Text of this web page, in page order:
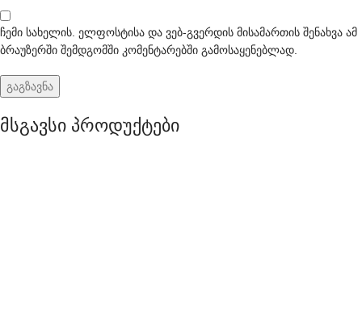
ჩემი სახელის. ელფოსტისა და ვებ-გვერდის მისამართის შენახვა ამ
ბრაუზერში შემდგომში კომენტარებში გამოსაყენებლად.
მსგავსი პროდუქტები